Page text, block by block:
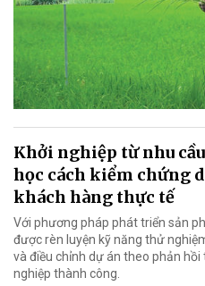
Khởi nghiệp từ nhu
học cách kiểm chứng
khách hàng thực tế
Với phương pháp phát triển sản
được rèn luyện kỹ năng thử
và điều chỉnh dự án theo phản
nghiệp thành công.